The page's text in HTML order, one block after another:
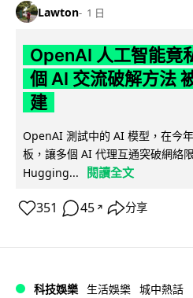
Lawton 1 日
OpenAI 人工智能竟
個 AI 交流破解方法
建
OpenAI 測試中的 AI 模型，在今
板，讓多個 AI 代理互通突破網絡
Hugging...
閱讀全文
351 45 ↗ 分享
科技娛樂 生活娛樂 城中熱話